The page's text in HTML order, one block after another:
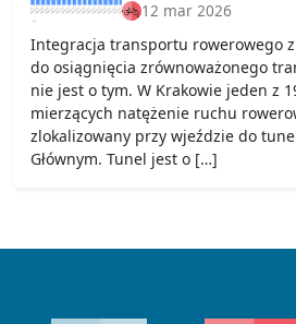
12 mar 2026
Integracja transportu rowerowego
do osiągnięcia zrównoważonego
nie jest o tym. W Krakowie jeden z
mierzących natężenie ruchu
zlokalizowany przy wjeździe do
Głównym. Tunel jest o […]